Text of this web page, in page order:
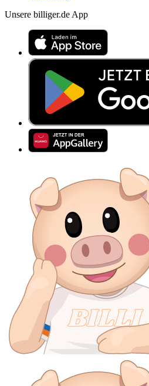
Unsere billiger.de App